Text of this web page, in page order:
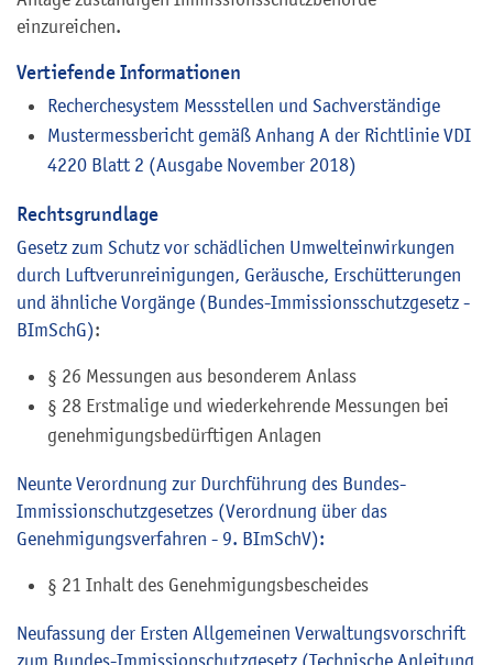
einzureichen.
Vertiefende Informationen
Recherchesystem Messstellen und Sachverständige
Mustermessbericht gemäß Anhang A der Richtlinie VDI
4220 Blatt 2 (Ausgabe November 2018)
Rechtsgrundlage
Gesetz zum Schutz vor schädlichen Umwelteinwirkungen
durch Luftverunreinigungen, Geräusche, Erschütterungen
und ähnliche Vorgänge (Bundes-Immissionsschutzgesetz -
BImSchG):
§ 26 Messungen aus besonderem Anlass
§ 28 Erstmalige und wiederkehrende Messungen bei
genehmigungsbedürftigen Anlagen
Neunte Verordnung zur Durchführung des Bundes-
Immissionschutzgesetzes (Verordnung über das
Genehmigungsverfahren - 9. BImSchV):
§ 21 Inhalt des Genehmigungsbescheides
Neufassung der Ersten Allgemeinen Verwaltungsvorschrift